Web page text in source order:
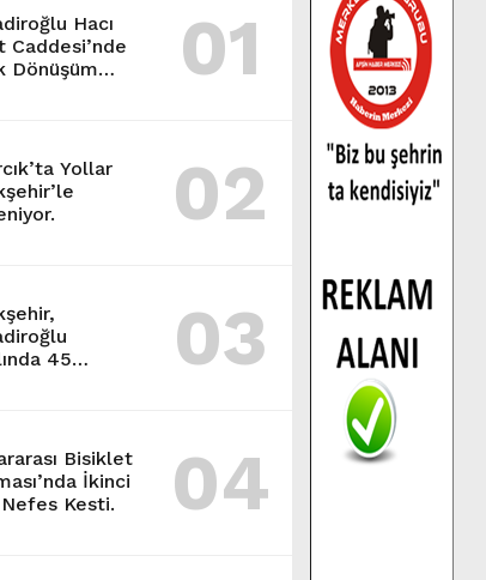
Hacı
Caddesi’nde
Dönüşüm
01
Yollar
02
45
03
Bisiklet
İkinci
Kesti.
04